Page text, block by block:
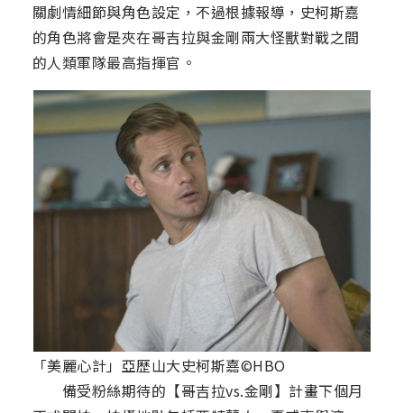
關劇情細節與角色設定，不過根據報導，史柯斯嘉
的角色將會是夾在哥吉拉與金剛兩大怪獸對戰之間
的人類軍隊最高指揮官。
「美麗心計」亞歷山大史柯斯嘉©HBO
備受粉絲期待的【哥吉拉vs.金剛】計畫下個月